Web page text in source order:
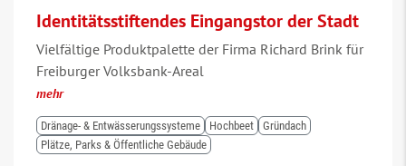
Identitätsstiftendes Eingangstor der Stadt
Vielfältige Produktpalette der Firma Richard Brink für
Freiburger Volksbank-Areal
mehr
Dränage- & Entwässerungssysteme Hochbeet
Gründach
Plätze, Parks & Öffentliche Gebäude